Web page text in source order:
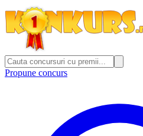
Propune concurs